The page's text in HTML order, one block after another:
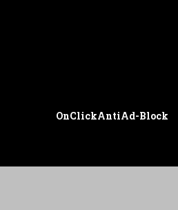
OnClickAntiAd-Block